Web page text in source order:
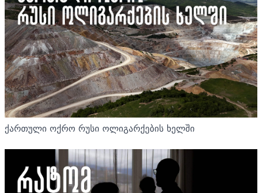
ქართული ოქრო რუსი ოლიგარქების ხელში